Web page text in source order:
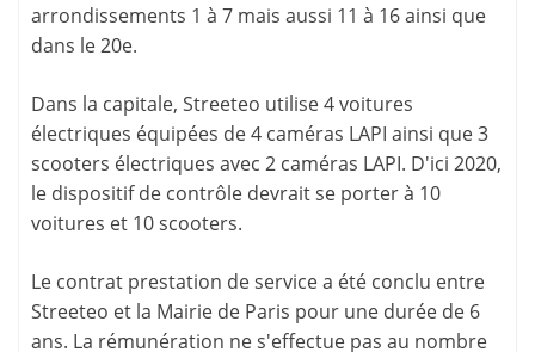
arrondissements 1 à 7 mais aussi 11 à 16 ainsi que
dans le 20e.
Dans la capitale, Streeteo utilise 4 voitures
électriques équipées de 4 caméras LAPI ainsi que 3
scooters électriques avec 2 caméras LAPI. D'ici 2020,
le dispositif de contrôle devrait se porter à 10
voitures et 10 scooters.
Le contrat prestation de service a été conclu entre
Streeteo et la Mairie de Paris pour une durée de 6
ans. La rémunération ne s'effectue pas au nombre